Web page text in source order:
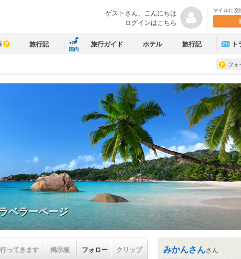
ゲストさん、こんにちは
ログインはこちら
マイルに交
旅行記
国内
旅行ガイド ホテル 旅行記
フォ
ベラーページ
行ってきます 掲示板 フォロー クリップ みかんさんさん